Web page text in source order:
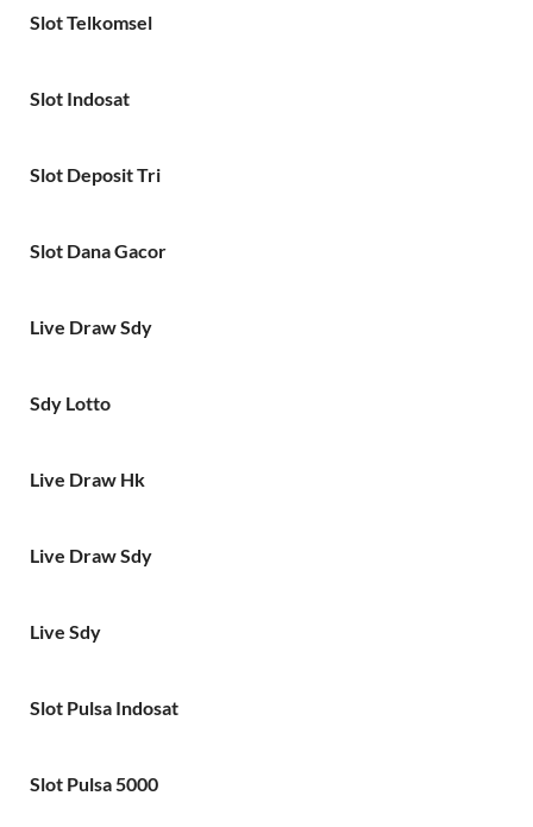
Slot Telkomsel
Slot Indosat
Slot Deposit Tri
Slot Dana Gacor
Live Draw Sdy
Sdy Lotto
Live Draw Hk
Live Draw Sdy
Live Sdy
Slot Pulsa Indosat
Slot Pulsa 5000